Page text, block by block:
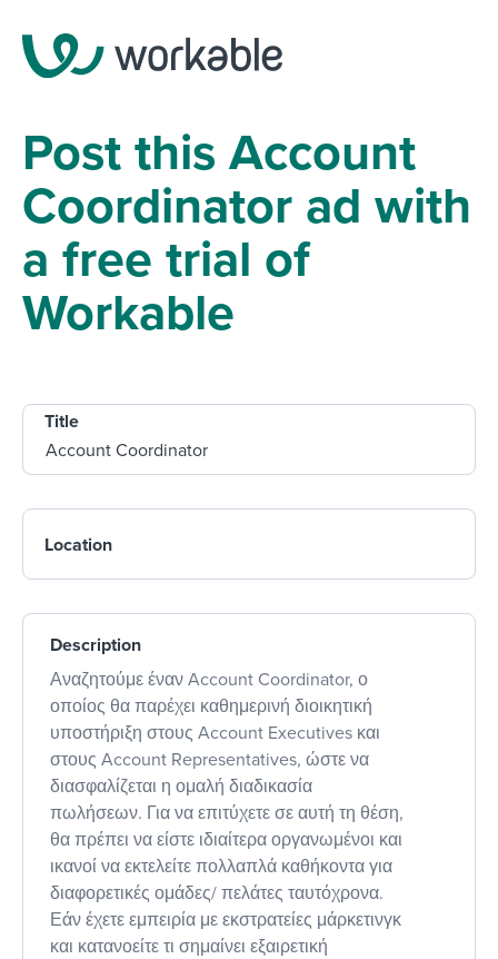
Post this Account
Coordinator ad with
a free trial of
Workable
Title
Location
Description
Αναζητούμε έναν Account Coordinator, ο
οποίος θα παρέχει καθημερινή διοικητική
υποστήριξη στους Account Executives και
στους Account Representatives, ώστε να
διασφαλίζεται η ομαλή διαδικασία
πωλήσεων. Για να επιτύχετε σε αυτή τη θέση,
θα πρέπει να είστε ιδιαίτερα οργανωμένοι και
ικανοί να εκτελείτε πολλαπλά καθήκοντα για
διαφορετικές ομάδες/ πελάτες ταυτόχρονα.
Εάν έχετε εμπειρία με εκστρατείες μάρκετινγκ
και κατανοείτε τι σημαίνει εξαιρετική